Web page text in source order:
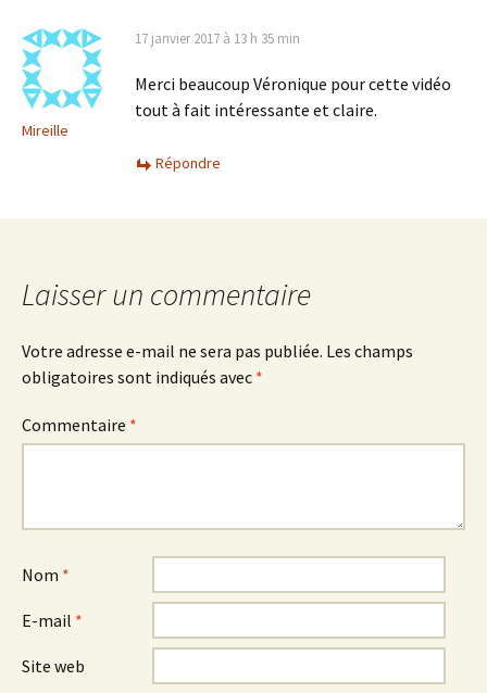
Mireille
17 janvier 2017 à 13 h 35 min
Merci beaucoup Véronique pour cette vidéo
tout à fait intéressante et claire.
Répondre
Laisser un commentaire
Votre adresse e-mail ne sera pas publiée. Les champs
obligatoires sont indiqués avec *
Commentaire *
Nom *
E-mail *
Site web